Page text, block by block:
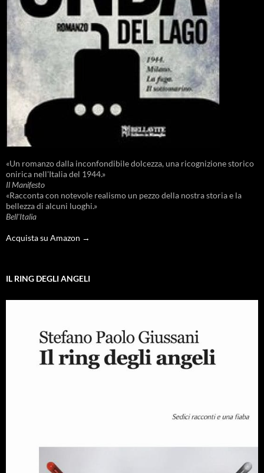
«Un romanzo dalla inconfondibile dolcezza, una ricognizione storico
onirica nell'Italia del 1944.»
Il Manifesto
«Racconta con notevole realismo un pezzo della nostra storia e la
bellezza di alcuni luoghi.»
Bell'Italia
Acquista su Amazon →
IL RING DEGLI ANGELI